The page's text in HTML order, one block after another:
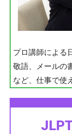
プロ講師による
敬語、メールの
など、仕事で使